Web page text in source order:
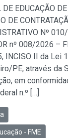
EDUCAÇÃO DE
DE
Nº
nº 008/2026 –
INCISO II da Lei
PE, através da
em
n.º […]
- FME